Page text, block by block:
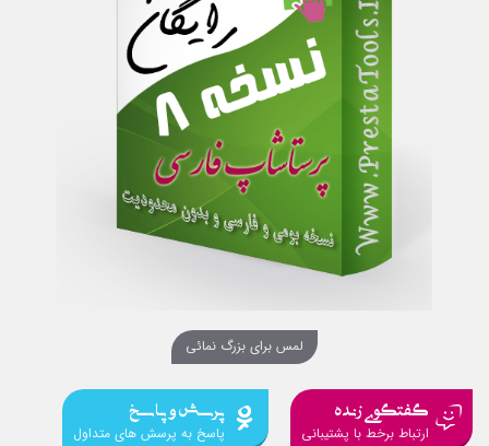
لمس برای بزرگ نمائی
گفتگوی زنده
ارتباط برخط با پشتیبانی
پرسش و پاسخ
پاسخ به پرسش های متداول